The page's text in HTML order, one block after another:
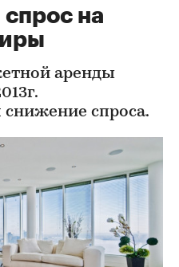
на
аренды
спроса.